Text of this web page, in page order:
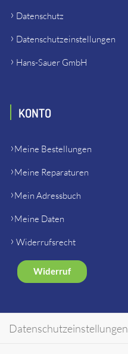
Datenschutz
Datenschutzeinstellungen
Hans-Sauer GmbH
KONTO
Meine Bestellungen
Meine Reparaturen
Mein Adressbuch
Meine Daten
Widerrufsrecht
Widerruf
SHOP
Datenschutzeinstellungen